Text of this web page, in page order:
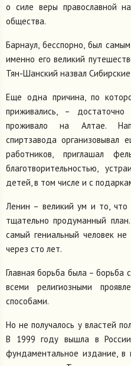
о силе веры православной
общества.
Барнаул, бесспорно, был
именно его великий
Тян-Шанский назвал
Еще одна причина, по
приживались, – достаточно
проживало на Алтае.
спиртзавода
работников, приглашал
благотворительностью,
детей, в том числе и с
Ленин – великий ум и то, что
тщательно продуманный
самый гениальный человек
через сто лет.
Главная борьба была – борьба
всеми религиозными
способами.
Но не получалось у властей
В 1999 году вышла в
фундаментальное издание, в